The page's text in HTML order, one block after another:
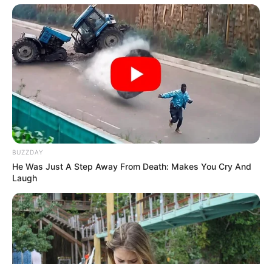
BUZZDAY
He Was Just A Step Away From Death: Makes You Cry And
Laugh